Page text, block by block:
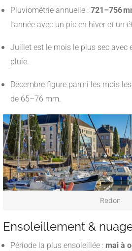
Pluviométrie annuelle : 721–756
l’année avec un pic en hiver et un
Juillet est le mois le plus sec avec
pluie.
Décembre figure parmi les mois
de 65–76 mm.
Redon
Ensoleillement &
Période la plus ensoleillée : mai à